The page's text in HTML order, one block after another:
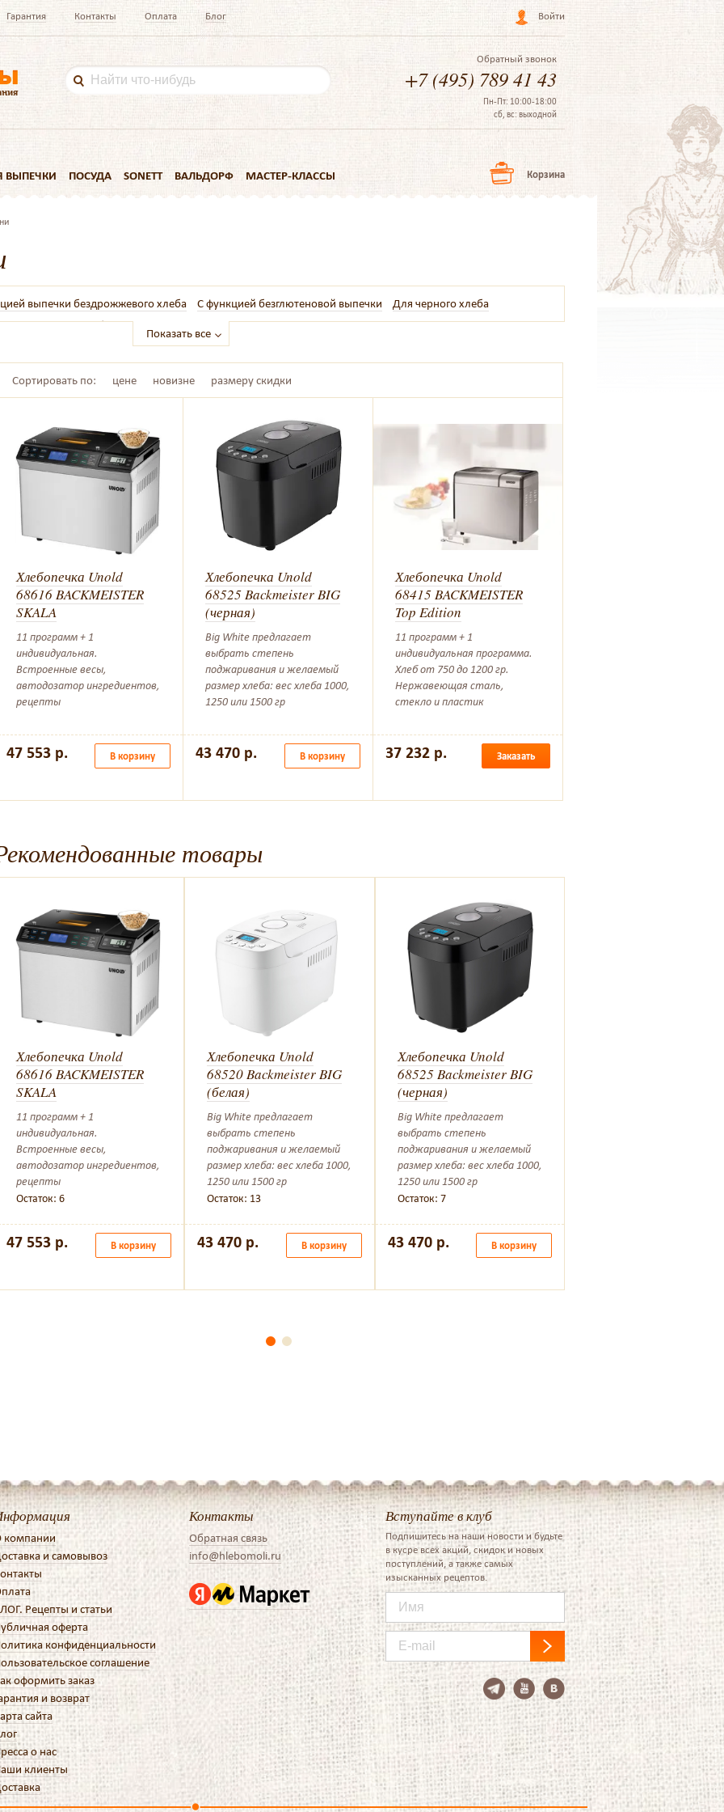
Гарантия Контакты Оплата Блог Войти
Обратный звонок
+7 (495) 789 41 43
Пн-Пт: 10:00-18:00
сб, вс: выходной
ВЫПЕЧКИ ПОСУДА SONETT ВАЛЬДОРФ МАСТЕР-КЛАССЫ Корзина
выпечки бездрожжевого хлеба С функцией безглютеновой выпечки
Для черного хлеба
Лопатки для хлебопечки На 1 кг Профессиональные
Программируемые
Unold
Показать все
Сортировать по: цене новизне размеру скидки
Хлебопечка Unold
68616 BACKMEISTER
SKALA
11 программ + 1
индивидуальная.
Встроенные весы,
автодозатор ингредиентов,
рецепты
47 553 р. В корзину
Хлебопечка Unold
68525 Backmeister BIG
(черная)
Big White предлагает
выбрать степень
поджаривания и желаемый
размер хлеба: вес хлеба 1000,
1250 или 1500 гр
43 470 р. В корзину
Хлебопечка Unold
68415 BACKMEISTER
Top Edition
11 программ + 1
индивидуальная программа.
Хлеб от 750 до 1200 гр.
Нержавеющая сталь,
стекло и пластик
37 232 р. Заказать
товары
Хлебопечка Unold
68616 BACKMEISTER
SKALA
11 программ + 1
индивидуальная.
Встроенные весы,
автодозатор ингредиентов,
рецепты
Остаток: 6
47 553 р. В корзину
Хлебопечка Unold
68520 Backmeister BIG
(белая)
Big White предлагает
выбрать степень
поджаривания и желаемый
размер хлеба: вес хлеба 1000,
1250 или 1500 гр
Остаток: 13
43 470 р. В корзину
Хлебопечка Unold
68525 Backmeister BIG
(черная)
Big White предлагает
выбрать степень
поджаривания и желаемый
размер хлеба: вес хлеба 1000,
1250 или 1500 гр
Остаток: 7
43 470 р. В корзину
компании
и самовывоз
Рецепты и статьи
оферта
конфиденциальности
соглашение
оформить заказ
и возврат
сайта
о нас
клиенты
Контакты
Обратная связь
info@hlebomoli.ru
Вступайте в клуб
Подпишитесь на наши новости и будьте
в кусре всех акций, скидок и новых
поступлений, а также самых
изысканных рецептов.